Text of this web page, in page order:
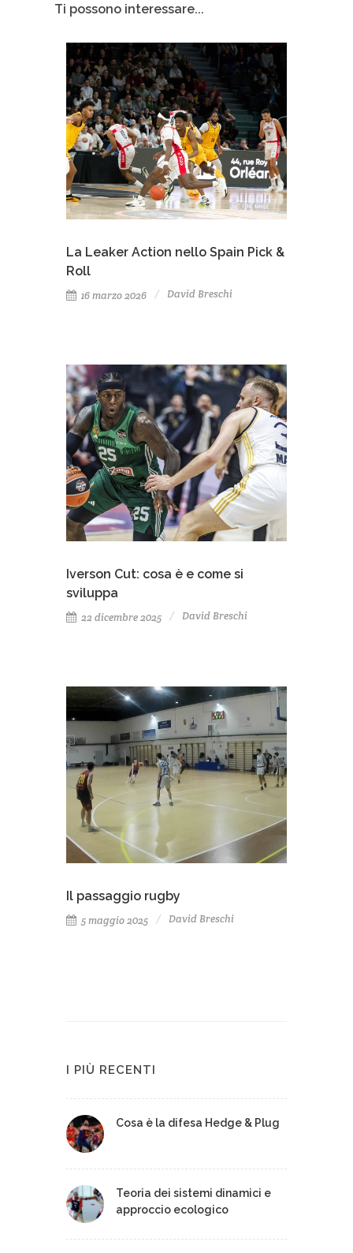
Ti possono interessare...
La Leaker Action nello Spain Pick &
Roll
16 marzo 2026 David Breschi
Iverson Cut: cosa è e come si
sviluppa
22 dicembre 2025 David Breschi
Il passaggio rugby
5 maggio 2025 David Breschi
I PIÙ RECENTI
Cosa è la difesa Hedge & Plug
Teoria dei sistemi dinamici e
approccio ecologico